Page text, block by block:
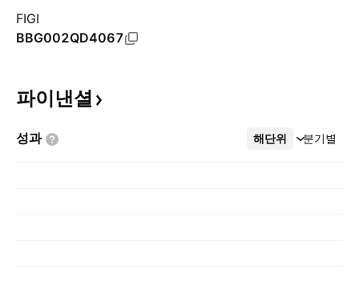
FIGI
BBG002QD4067
파이낸셜
성과 해단위 분기별
더보기